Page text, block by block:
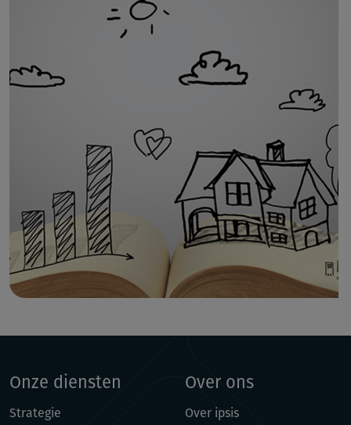
Onze diensten
Strategie
Over ons
Over ipsis